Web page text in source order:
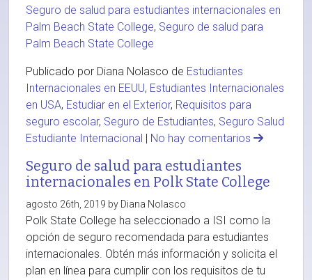
Seguro de salud para estudiantes internacionales en
Palm Beach State College, Seguro de salud para
Palm Beach State College
Publicado por Diana Nolasco de Estudiantes
Internacionales en EEUU, Estudiantes Internacionales
en USA, Estudiar en el Exterior, Requisitos para
seguro escolar, Seguro de Estudiantes, Seguro Salud
Estudiante Internacional | No hay comentarios
Seguro de salud para estudiantes
internacionales en Polk State College
agosto 26th, 2019 by Diana Nolasco
Polk State College ha seleccionado a ISI como la
opción de seguro recomendada para estudiantes
internacionales. Obtén más información y solicita el
plan en línea para cumplir con los requisitos de tu